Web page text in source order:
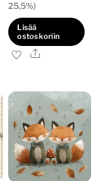
25,5%)
Lisää
ostoskoriin
Ale